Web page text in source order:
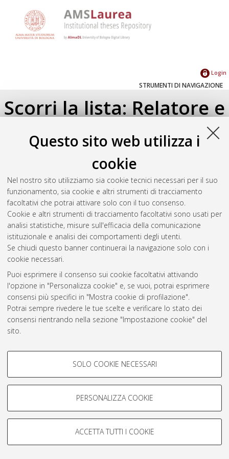
Questo sito web utilizza i
cookie
Nel nostro sito utilizziamo sia cookie tecnici necessari per il suo
funzionamento, sia cookie e altri strumenti di tracciamento
facoltativi che potrai attivare solo con il tuo consenso.
Cookie e altri strumenti di tracciamento facoltativi sono usati per
analisi statistiche, misure sull'efficacia della comunicazione
istituzionale e analisi dei comportamenti degli utenti.
Se chiudi questo banner continuerai la navigazione solo con i
cookie necessari.
Puoi esprimere il consenso sui cookie facoltativi attivando
l'opzione in "Personalizza cookie" e, se vuoi, potrai esprimere
consensi più specifici in "Mostra cookie di profilazione".
Potrai sempre rivedere le tue scelte e verificare lo stato dei
consensi rientrando nella sezione "Impostazione cookie" del
sito.
COOKIE DI PROFILAZIONE -
Si tratta di cookie utilizzati per analizzare le caratteristiche della
navigazione degli utenti, creare profili in base al loro comportamento
Mostra cookie di profilazione
COOKIE TECNICI - NECESSARI
SOLO COOKIE NECESSARI
PERSONALIZZA COOKIE
ACCETTA TUTTI I COOKIE
Login
STRUMENTI DI NAVIGAZIONE
Scorri la lista: Relatore e
Correlatore
Seleziona un valore dall'elenco sottostante.
2019(1)
Atom
Rss 1.0
Rss 2.0
AMS Laurea
Servizio implementato e gestito da AlmaDL
Impostazioni Cookie
© ALMA MATER STUDIORUM - Università di Bologna, 2007-2026.